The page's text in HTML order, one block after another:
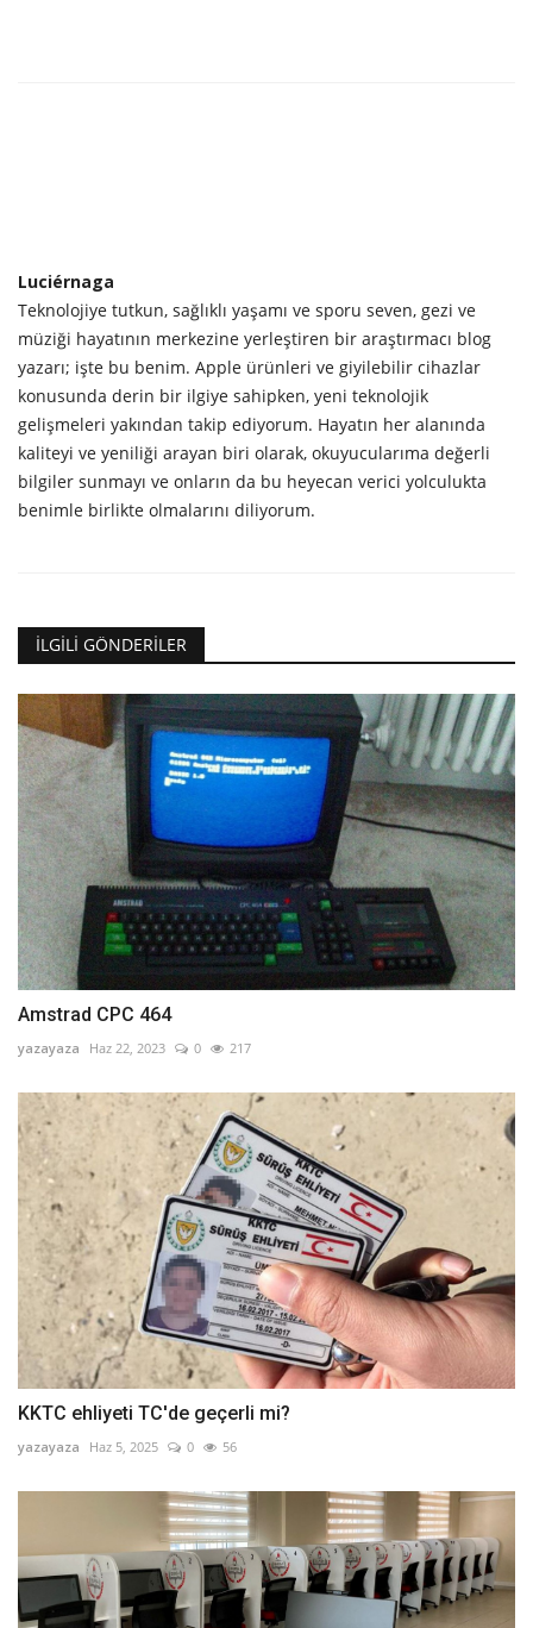
Luciérnaga
Teknolojiye tutkun, sağlıklı yaşamı ve sporu seven, gezi ve
müziği hayatının merkezine yerleştiren bir araştırmacı blog
yazarı; işte bu benim. Apple ürünleri ve giyilebilir cihazlar
konusunda derin bir ilgiye sahipken, yeni teknolojik
gelişmeleri yakından takip ediyorum. Hayatın her alanında
kaliteyi ve yeniliği arayan biri olarak, okuyucularıma değerli
bilgiler sunmayı ve onların da bu heyecan verici yolculukta
benimle birlikte olmalarını diliyorum.
İLGILI GÖNDERILER
Amstrad CPC 464
yazayaza Haz 22, 2023 0 217
KKTC ehliyeti TC'de geçerli mi?
yazayaza Haz 5, 2025 0 56